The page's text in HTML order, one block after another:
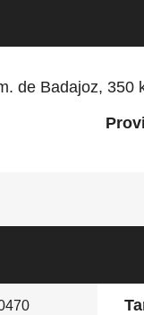
de Badajoz, 350